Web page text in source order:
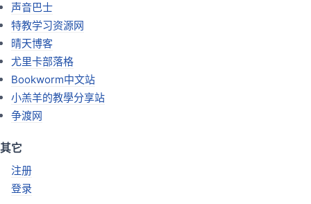
声音巴士
特教学习资源网
晴天博客
尤里卡部落格
Bookworm中文站
小羔羊的教學分享站
争渡网
其它
注册
登录